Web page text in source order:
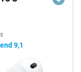
9,1